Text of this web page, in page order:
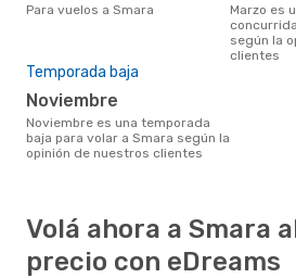
Para vuelos a Smara
marzo es una época muy
según la
clientes
Temporada baja
noviembre
noviembre es una temporada
baja para volar a Smara según la
opinión de nuestros clientes
Volá ahora a Smara
precio con eDreams